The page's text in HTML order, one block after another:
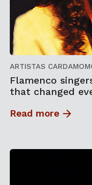
ARTISTAS
Flamenco
that changed
Read more